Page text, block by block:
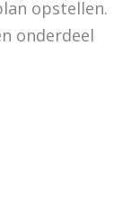
opstellen.
onderdeel